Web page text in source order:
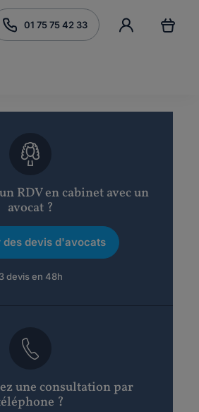
01 75 75 42 33
RDV en cabinet avec un
avocat ?
des devis d'avocats
3 devis en 48h
une consultation par
?